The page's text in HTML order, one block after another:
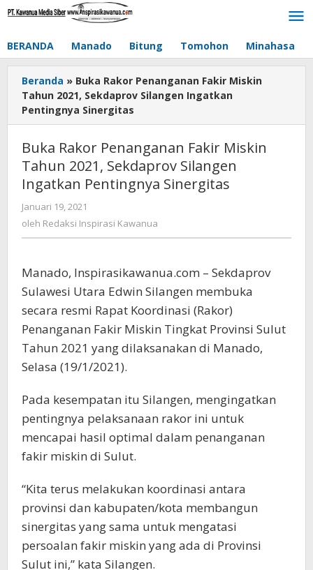
Lewati
BERANDA Manado Bitung Tomohon Minahasa
Beranda » Buka Rakor Penanganan Fakir Miskin
Tahun 2021, Sekdaprov Silangen Ingatkan
Pentingnya Sinergitas
Buka Rakor Penanganan Fakir Miskin
Tahun 2021, Sekdaprov Silangen
Ingatkan Pentingnya Sinergitas
Januari 19, 2021
Redaksi
oleh Redaksi Inspirasi Kawanua
Manado, Inspirasikawanua.com – Sekdaprov
Sulawesi Utara Edwin Silangen membuka
secara resmi Rapat Koordinasi (Rakor)
Penanganan Fakir Miskin Tingkat Provinsi Sulut
Tahun 2021 yang dilaksanakan di Manado,
Selasa (19/1/2021).
Pada kesempatan itu Silangen, mengingatkan
pentingnya pelaksanaan rakor ini untuk
mencapai hasil optimal dalam penanganan
fakir miskin di Sulut.
“Kita terus melakukan koordinasi antara
provinsi dan kabupaten/kota membangun
sinergitas yang sama untuk mengatasi
persoalan fakir miskin yang ada di Provinsi
Sulut ini,” kata Silangen.